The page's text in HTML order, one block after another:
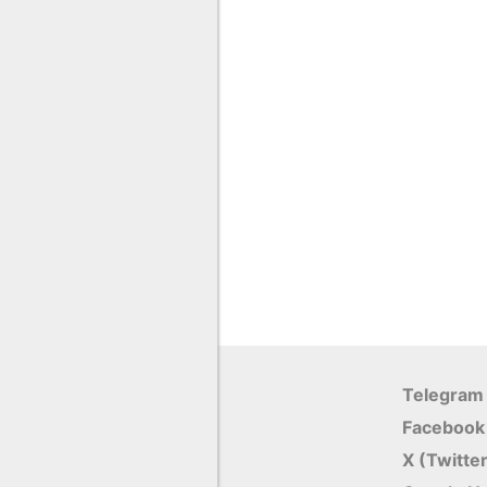
Telegram
Facebook
X